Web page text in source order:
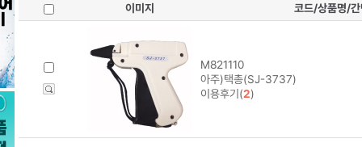
이미지 코드/상품명/간
M821110
아주)택총(SJ-3737)
이용후기(2)